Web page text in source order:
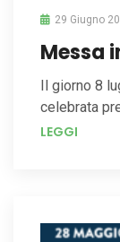
29 Giugno
Messa
Il giorno 8
celebrata
LEGGI